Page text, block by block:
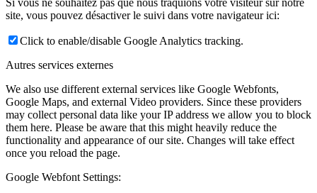
Si vous ne souhaitez pas que nous traquions votre visiteur sur notre
site, vous pouvez désactiver le suivi dans votre navigateur ici:
Click to enable/disable Google Analytics tracking.
Autres services externes
We also use different external services like Google Webfonts,
Google Maps, and external Video providers. Since these providers
may collect personal data like your IP address we allow you to block
them here. Please be aware that this might heavily reduce the
functionality and appearance of our site. Changes will take effect
once you reload the page.
Google Webfont Settings: